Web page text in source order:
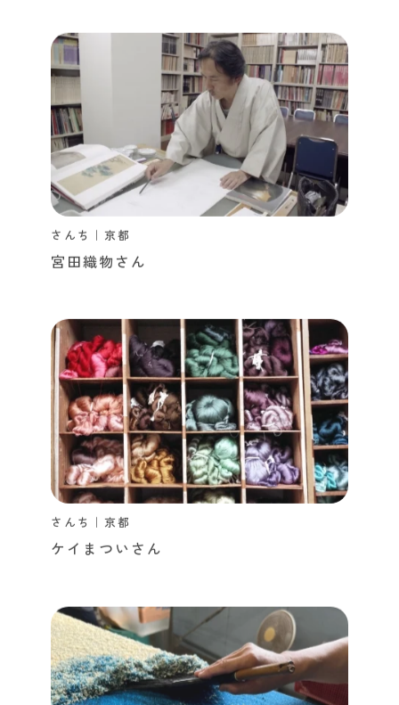
さんち｜京都
宮田織物さん
さんち｜京都
ケイまついさん